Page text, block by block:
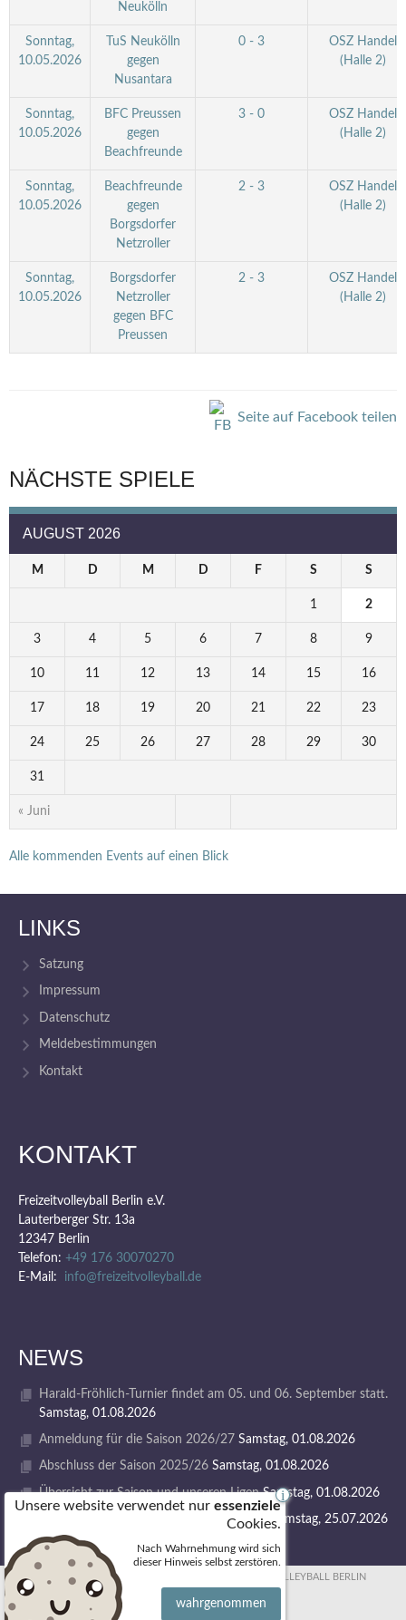
Neukölln
Sonntag,
10.05.2026
TuS Neukölln
gegen
Nusantara
0 - 3
OSZ Handel
(Halle 2)
Sonntag,
10.05.2026
BFC Preussen
gegen
Beachfreunde
3 - 0
OSZ Handel
(Halle 2)
Sonntag,
10.05.2026
Beachfreunde
gegen
Borgsdorfer
Netzroller
2 - 3
OSZ Handel
(Halle 2)
Sonntag,
10.05.2026
Borgsdorfer
Netzroller
gegen BFC
Preussen
2 - 3
OSZ Handel
(Halle 2)
Seite auf Facebook teilen
NÄCHSTE SPIELE
AUGUST 2026
M D M D F S S
« Juni
1 2
3 4 5 6 7 8 9
10 11 12 13 14 15 16
17 18 19 20 21 22 23
24 25 26 27 28 29 30
31
Alle kommenden Events auf einen Blick
LINKS
Satzung
Impressum
Datenschutz
Meldebestimmungen
Kontakt
KONTAKT
Freizeitvolleyball Berlin e.V.
Lauterberger Str. 13a
12347 Berlin
Telefon: +49 176 30070270
E-Mail: info@freizeitvolleyball.de
NEWS
Harald-Fröhlich-Turnier findet am 05. und 06. September statt.
Samstag, 01.08.2026
Anmeldung für die Saison 2026/27 Samstag, 01.08.2026
Abschluss der Saison 2025/26 Samstag, 01.08.2026
Übersicht zur Saison und unseren Ligen Samstag, 01.08.2026
1. VOLLEY GODS SUMMER CAMP 2026 Samstag, 25.07.2026
© 2026 FREIZEITVOLLEYBALL BERLIN
Unsere website verwendet nur essenziele
Cookies.
Nach Wahrnehmung wird sich
dieser Hinweis selbst zerstören.
i
wahrgenommen